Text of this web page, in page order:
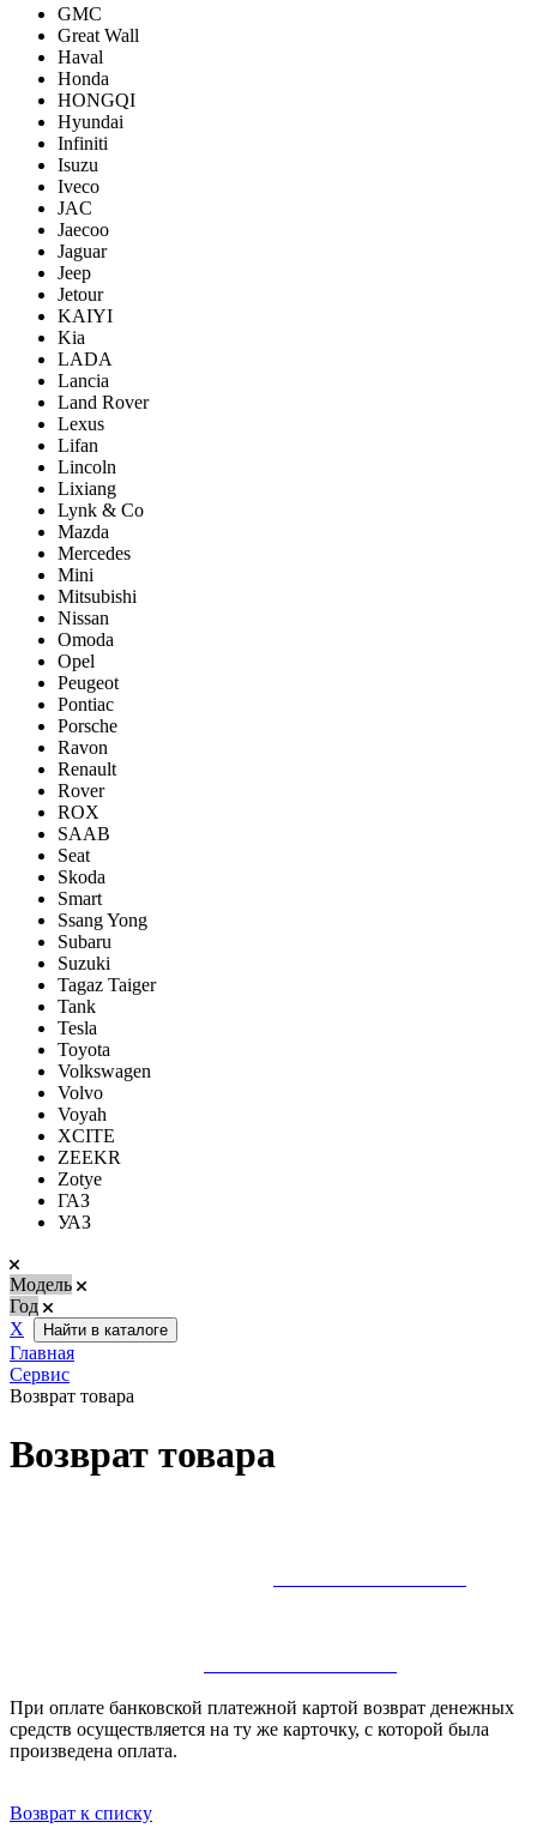
GMC
Great Wall
Haval
Honda
HONGQI
Hyundai
Infiniti
Isuzu
Iveco
JAC
Jaecoo
Jaguar
Jeep
Jetour
KAIYI
Kia
LADA
Lancia
Land Rover
Lexus
Lifan
Lincoln
Lixiang
Lynk & Co
Mazda
Mercedes
Mini
Mitsubishi
Nissan
Omoda
Opel
Peugeot
Pontiac
Porsсhe
Ravon
Renault
Rover
ROX
SAAB
Seat
Skoda
Smart
Ssang Yong
Subaru
Suzuki
Tagaz Taiger
Tank
Tesla
Toyota
Volkswagen
Volvo
Voyah
XCITE
ZEEKR
Zotye
ГАЗ
УАЗ
Модель
Год
Х
Найти в каталоге
Главная
Сервис
Возврат товара
Возврат товара
При оплате банковской платежной картой возврат денежных
средств осуществляется на ту же карточку, с которой была
произведена оплата.
Возврат к списку